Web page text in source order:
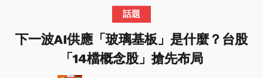
話題
下一波AI供應「玻璃基板」是什麼？台股
「14檔概念股」搶先布局